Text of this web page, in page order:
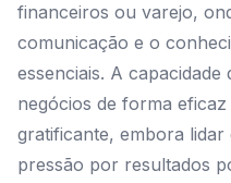
financeiros ou varejo,
comunicação e o
essenciais. A
negócios de forma
gratificante, embora lidar
pressão por resultados